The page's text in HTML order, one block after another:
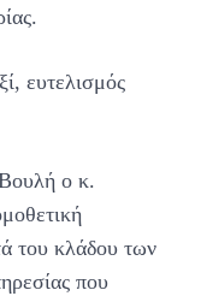
ευτελισμός
ο κ.
του κλάδου των
που